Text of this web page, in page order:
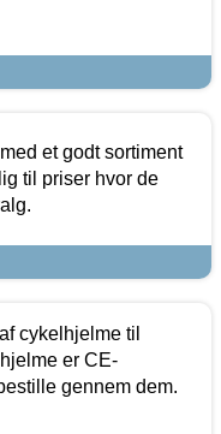
et godt sortiment
til priser hvor de
cykelhjelme til
er CE-
gennem dem.